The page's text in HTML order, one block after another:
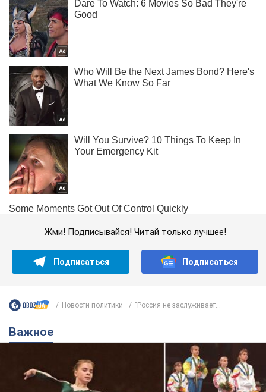
Жми! Подписывайся! Читай только лучшее!
Подписаться Подписаться
Новости политики "Россия не заслуживает...
Важное